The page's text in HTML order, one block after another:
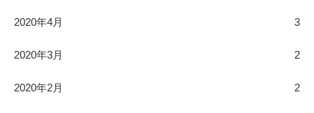
2020年4月 3
2020年3月 2
2020年2月 2